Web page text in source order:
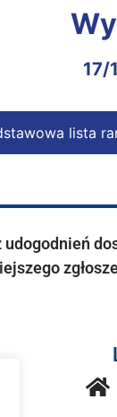
17/
lista